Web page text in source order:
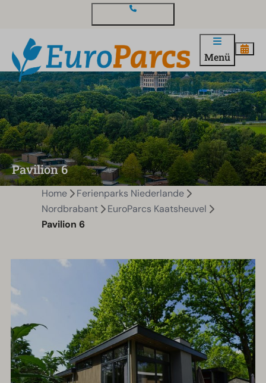
Menü
Pavilion 6
Home
Ferienparks Niederlande
Nordbrabant
EuroParcs Kaatsheuvel
Pavilion 6